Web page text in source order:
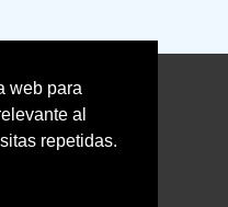
web para
al
repetidas.